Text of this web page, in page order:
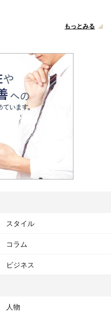
もっとみる
スタイル
コラム
ビジネス
人物